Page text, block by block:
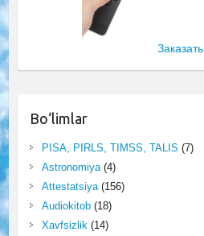
Заказать
Bo‘limlar
PISA, PIRLS, TIMSS, TALIS (7)
Astronomiya(4)
Attestatsiya(156)
Audiokitob(18)
Xavfsizlik(14)